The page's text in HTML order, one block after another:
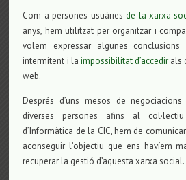
Com a persones usuàriesde la xarxa
anys, hem utilitzat per organitzar i
volem expressar algunes
intermitent i la impossibilitat d’accedir als
web.
Després d’uns mesos de
diverses persones afins al
d’Informàtica de la CIC, hem de
aconseguir l’objectiu que ens havíem
recuperar la gestió d’aquesta xarxa social.